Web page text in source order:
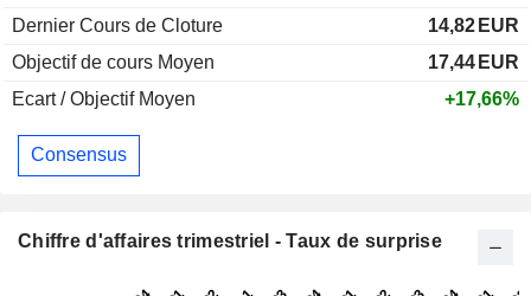
Dernier Cours de Cloture
14,82 EUR
Objectif de cours Moyen
17,44 EUR
Ecart / Objectif Moyen
+17,66%
Consensus
Chiffre d'affaires trimestriel - Taux de surprise